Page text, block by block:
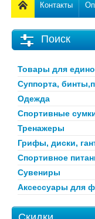
Контакты
Поиск
Товары для
Суппорта,
Одежда
Спортивные
Тренажеры
Грифы, диски,
Спортивное
Сувениры
Аксессуары для